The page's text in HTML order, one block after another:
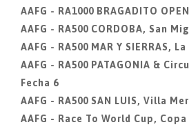
AAFG - RA1000 BRAGADITO OPEN
AAFG - RA500 CORDOBA, San
AAFG - RA500 MAR Y SIERRAS,
AAFG - RA500 PATAGONIA &
Fecha 6
AAFG - RA500 SAN LUIS, Villa
AAFG - Race To World Cup,